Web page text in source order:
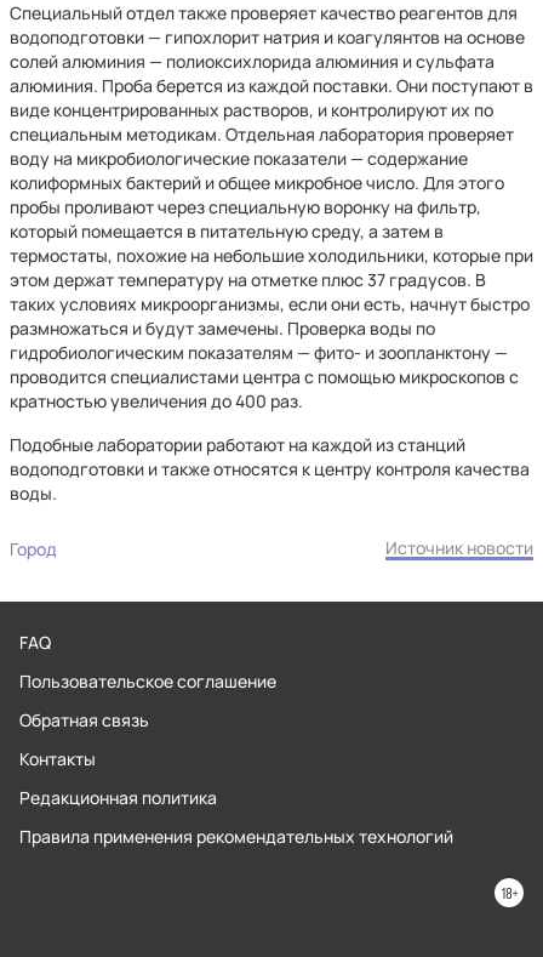
Специальный отдел также проверяет качество реагентов для
водоподготовки — гипохлорит натрия и коагулянтов на основе
солей алюминия — полиоксихлорида алюминия и сульфата
алюминия. Проба берется из каждой поставки. Они поступают в
виде концентрированных растворов, и контролируют их по
специальным методикам. Отдельная лаборатория проверяет
воду на микробиологические показатели — содержание
колиформных бактерий и общее микробное число. Для этого
пробы проливают через специальную воронку на фильтр,
который помещается в питательную среду, а затем в
термостаты, похожие на небольшие холодильники, которые при
этом держат температуру на отметке плюс 37 градусов. В
таких условиях микроорганизмы, если они есть, начнут быстро
размножаться и будут замечены. Проверка воды по
гидробиологическим показателям — фито- и зоопланктону —
проводится специалистами центра с помощью микроскопов с
кратностью увеличения до 400 раз.
Подобные лаборатории работают на каждой из станций
водоподготовки и также относятся к центру контроля качества
воды.
Город Источник новости
FAQ
Пользовательское соглашение
Обратная связь
Контакты
Редакционная политика
Правила применения рекомендательных технологий